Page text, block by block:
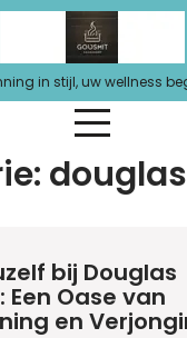
in stijl, uw wellness
douglas
bij Douglas
Een Oase van
en